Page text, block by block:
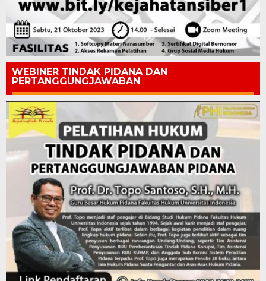
WEBINER TINDAK PIDANA DAN
PERTANGGUNGJAWABAN